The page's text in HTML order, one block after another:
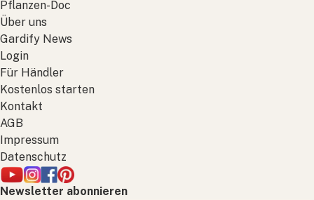
Pflanzen-Doc
Über uns
Gardify News
Login
Für Händler
Kostenlos starten
Kontakt
AGB
Impressum
Datenschutz
Newsletter abonnieren